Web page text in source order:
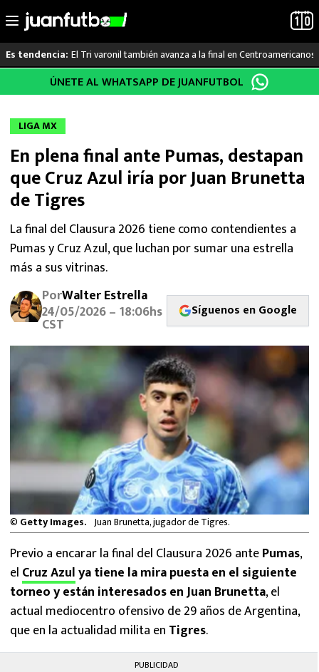
al
Es tendencia: El Tri varonil también avanza a la final en Centroamericanos
LO ÚLTIMO
LIGA MX
RAYADOS
PUMAS
ATLANTE
SELECCIÓN MEXICANA
FUTBOL INTERNACIONAL
MEXICANOS EN EL EXTRANJERO
FUTBOL ESTUFA
FÓRMULA 1
BOXEO
NFL
ÚNETE AL WHATSAPP DE JUANFUTBOL
LIGA MX
En plena final ante Pumas, destapan
que Cruz Azul iría por Juan Brunetta
de Tigres
La final del Clausura 2026 tiene como contendientes a
Pumas y Cruz Azul, que luchan por sumar una estrella
más a sus vitrinas.
PorWalter Estrella
24/05/2026 – 18:06hs
CST
Síguenos en Google
© Getty Images. Juan Brunetta, jugador de Tigres.
Previo a encarar la final del Clausura 2026 antePumas,
el Cruz Azulya tiene la mira puesta en el siguiente
torneo y están interesados en Juan Brunetta, el
actual mediocentro ofensivo de 29 años de Argentina,
que en la actualidad milita en Tigres.
PUBLICIDAD